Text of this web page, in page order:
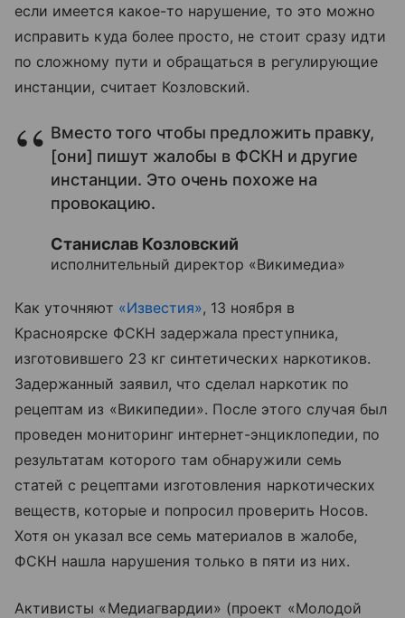
если имеется какое-то нарушение, то это можно
исправить куда более просто, не стоит сразу идти
по сложному пути и обращаться в регулирующие
инстанции, считает Козловский.
Вместо того чтобы предложить правку,
[они] пишут жалобы в ФСКН и другие
инстанции. Это очень похоже на
провокацию.
Станислав Козловский
исполнительный директор «Викимедиа»
Как уточняют «Известия», 13 ноября в
Красноярске ФСКН задержала преступника,
изготовившего 23 кг синтетических наркотиков.
Задержанный заявил, что сделал наркотик по
рецептам из «Википедии». После этого случая был
проведен мониторинг интернет-энциклопедии, по
результатам которого там обнаружили семь
статей с рецептами изготовления наркотических
веществ, которые и попросил проверить Носов.
Хотя он указал все семь материалов в жалобе,
ФСКН нашла нарушения только в пяти из них.
Активисты «Медиагвардии» (проект «Молодой